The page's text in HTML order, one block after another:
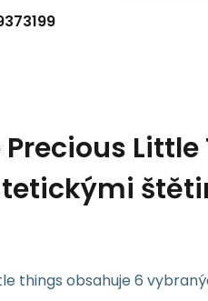
Precious
things obsahuje 6